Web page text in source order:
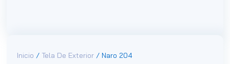
Inicio / Tela De Exterior / Naro 204